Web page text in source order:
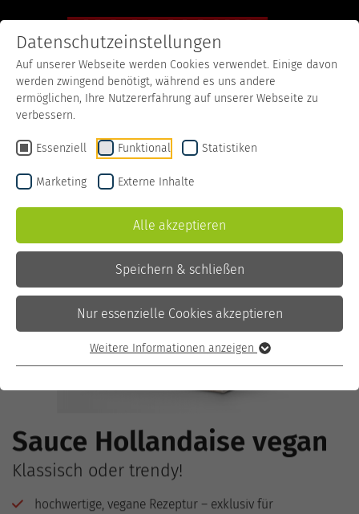
Produkte We ♥ Plants
Sauce Hollandaise vegan
Klassisch oder trendy!
hochwertige, vegane Rezeptur – exklusiv für
Datenschutzeinstellungen
Auf unserer Webseite werden Cookies verwendet. Einige davon
werden zwingend benötigt, während es uns andere
ermöglichen, Ihre Nutzererfahrung auf unserer Webseite zu
verbessern.
Essenziell Funktional Statistiken
Marketing Externe Inhalte
Alle akzeptieren
Speichern & schließen
Nur essenzielle Cookies akzeptieren
Weitere Informationen anzeigen